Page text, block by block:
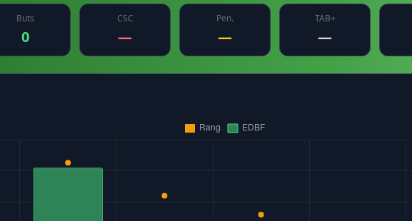
Buts
0
CSC
—
Pen.
—
TAB+
—